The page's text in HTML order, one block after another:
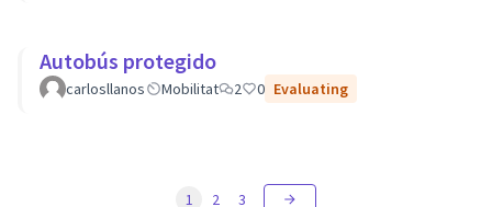
Autobús protegido
carlosllanos Mobilitat 2 0 Evaluating
1 2 3